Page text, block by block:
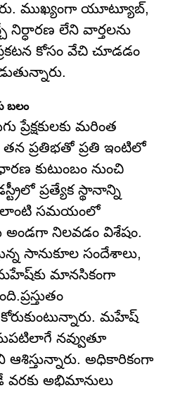
ముఖ్యంగా యూట్యూబ్,
లేని వార్తలను
కోసం వేచి చూడడం
బలం
ప్రేక్షకులకు మరింత
ప్రతిభతో ప్రతి ఇంటిలో
కుటుంబం నుంచి
ప్రత్యేక స్థానాన్ని
సమయంలో
నిలవడం విశేషం.
సానుకూల సందేశాలు,
మహేష్‌కు మానసికంగా
మహేష్
నవ్వుతూ
ఆశిస్తున్నారు. అధికారికంగా
వరకు అభిమానులు